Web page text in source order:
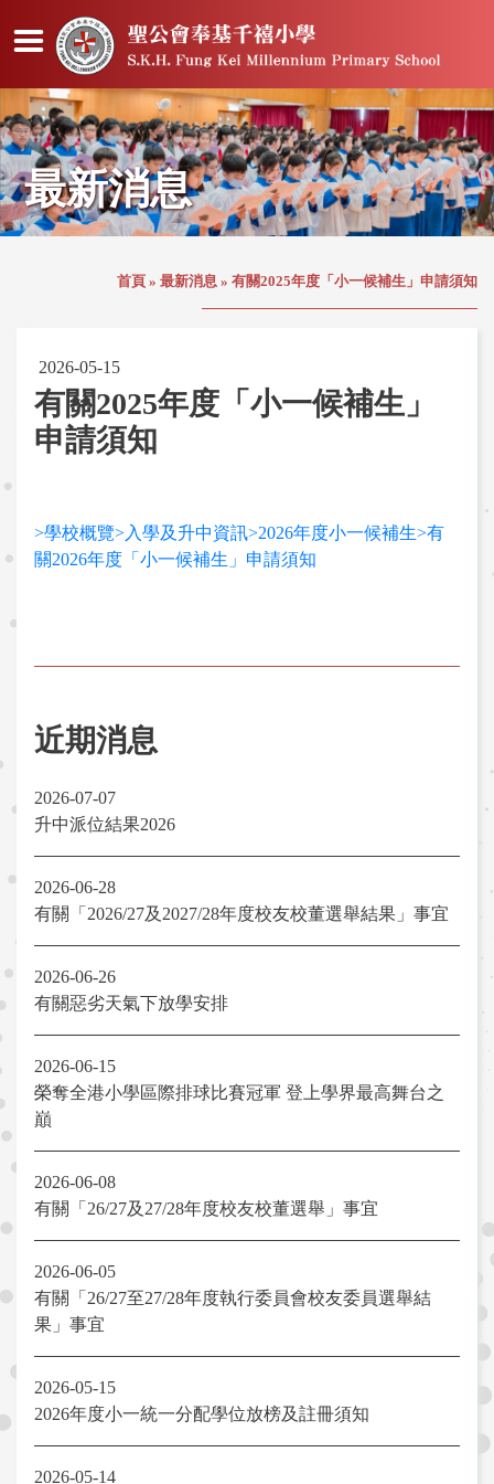
最新消息
首頁 » 最新消息 » 有關2025年度「小一候補生」申請須知
2026-05-15
有關2025年度「小一候補生」
申請須知
>學校概覽>入學及升中資訊>2026年度小一候補生>有
關2026年度「小一候補生」申請須知
近期消息
2026-07-07
升中派位結果2026
2026-06-28
有關「2026/27及2027/28年度校友校董選舉結果」事宜
2026-06-26
有關惡劣天氣下放學安排
2026-06-15
榮奪全港小學區際排球比賽冠軍 登上學界最高舞台之
巔
2026-06-08
有關「26/27及27/28年度校友校董選舉」事宜
2026-06-05
有關「26/27至27/28年度執行委員會校友委員選舉結
果」事宜
2026-05-15
2026年度小一統一分配學位放榜及註冊須知
2026-05-14